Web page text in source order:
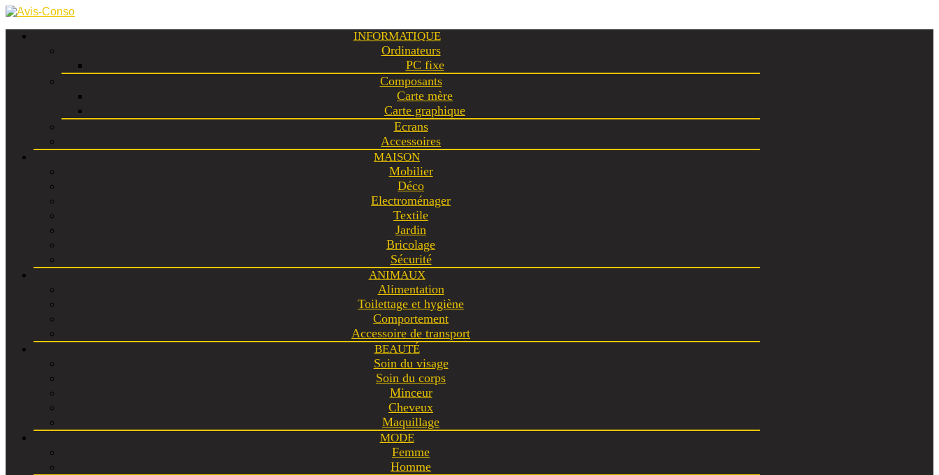
INFORMATIQUE
Ordinateurs
PC fixe
Composants
Carte mère
Carte graphique
Ecrans
Accessoires
MAISON
Mobilier
Déco
Electroménager
Textile
Jardin
Bricolage
Sécurité
ANIMAUX
Alimentation
Toilettage et hygiène
Comportement
Accessoire de transport
BEAUTÉ
Soin du visage
Soin du corps
Minceur
Cheveux
Maquillage
MODE
Femme
Homme